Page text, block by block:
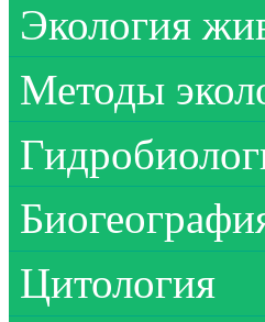
Экология
Методы
Цитология